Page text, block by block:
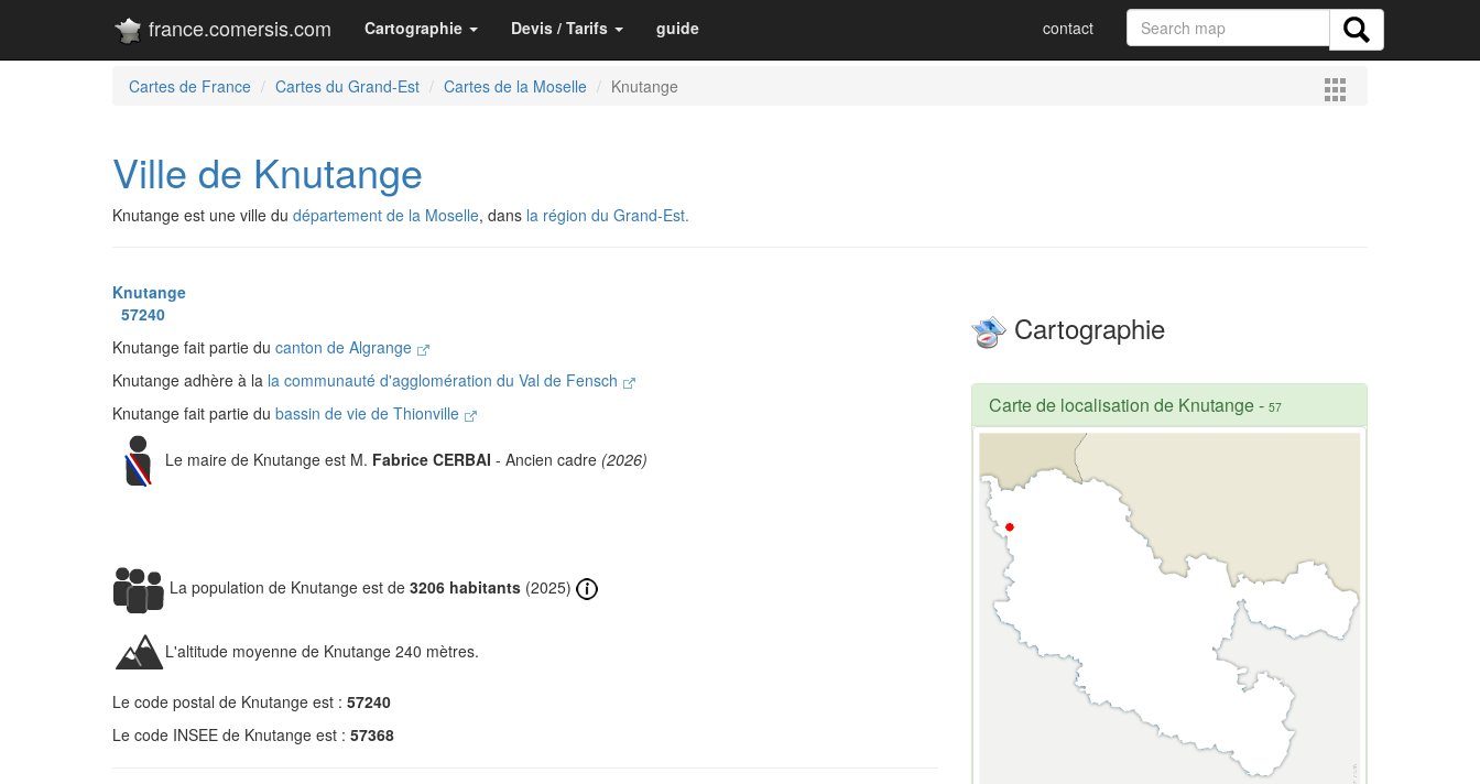
france.comersis.com Cartographie Devis / Tarifs guide contact
Cartes de France Cartes du Grand-Est Cartes de la Moselle Knutange
Ville de Knutange
Knutange est une ville du département de la Moselle, dans la région du Grand-Est.
Knutange
57240
Knutange fait partie du canton de Algrange
Knutange adhère à la la communauté d'agglomération du Val de Fensch
Knutange fait partie du bassin de vie de Thionville
Le maire de Knutange est M. Fabrice CERBAI - Ancien cadre (2026)
La population de Knutange est de 3206 habitants (2025)
L'altitude moyenne de Knutange 240 mètres.
Le code postal de Knutange est : 57240
Le code INSEE de Knutange est : 57368
Cartographie
Carte de localisation de Knutange- 57